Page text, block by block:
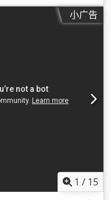
小广告
1 / 15